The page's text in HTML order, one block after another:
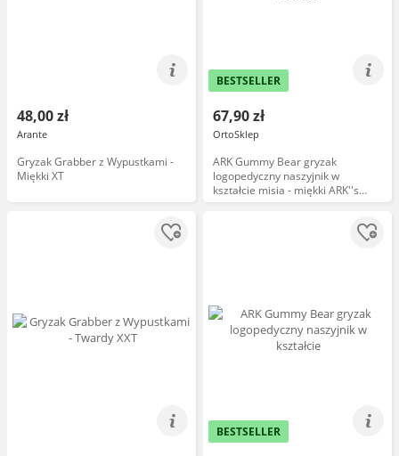
48,00 zł
Arante
Gryzak Grabber z Wypustkami -
Miękki XT
BESTSELLER
67,90 zł
OrtoSklep
ARK Gummy Bear gryzak
logopedyczny naszyjnik w
kształcie misia - miękki ARK''s
Gummy Bear Chew Necklace
BESTSELLER